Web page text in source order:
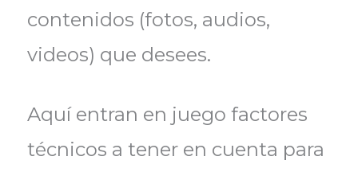
contenidos (fotos, audios,
videos) que desees.
Aquí entran en juego factores
técnicos a tener en cuenta para